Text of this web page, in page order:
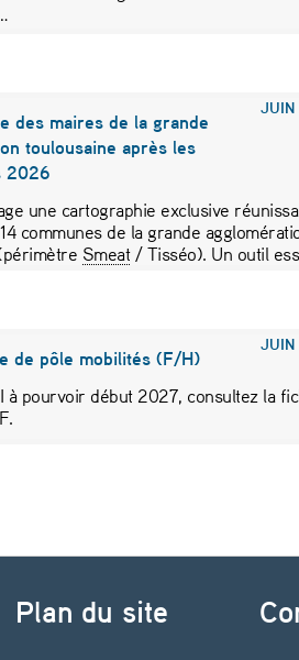
JUIN
des maires de la grande
toulousaine après les
2026
une cartographie exclusive
communes de la grande
Smeat/ Tisséo). Un outil
JUIN
de pôle mobilités (F/H)
à pourvoir début 2027, consultez la
Plan du site